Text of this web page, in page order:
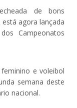
de bons
agora lançada
Campeonatos
e voleibol
semana deste
nacional.